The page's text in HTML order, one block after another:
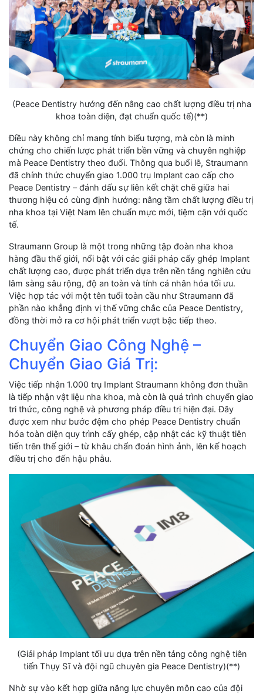
(Peace Dentistry hướng đến nâng cao chất lượng điều trị nha
khoa toàn diện, đạt chuẩn quốc tế)(**)
Điều này không chỉ mang tính biểu tượng, mà còn là minh
chứng cho chiến lược phát triển bền vững và chuyên nghiệp
mà Peace Dentistry theo đuổi. Thông qua buổi lễ, Straumann
đã chính thức chuyển giao 1.000 trụ Implant cao cấp cho
Peace Dentistry – đánh dấu sự liên kết chặt chẽ giữa hai
thương hiệu có cùng định hướng: nâng tầm chất lượng điều trị
nha khoa tại Việt Nam lên chuẩn mực mới, tiệm cận với quốc
tế.
Straumann Group là một trong những tập đoàn nha khoa
hàng đầu thế giới, nổi bật với các giải pháp cấy ghép Implant
chất lượng cao, được phát triển dựa trên nền tảng nghiên cứu
lâm sàng sâu rộng, độ an toàn và tính cá nhân hóa tối ưu.
Việc hợp tác với một tên tuổi toàn cầu như Straumann đã
phần nào khẳng định vị thế vững chắc của Peace Dentistry,
đồng thời mở ra cơ hội phát triển vượt bậc tiếp theo.
Chuyển Giao Công Nghệ –
Chuyển Giao Giá Trị:
Việc tiếp nhận 1.000 trụ Implant Straumann không đơn thuần
là tiếp nhận vật liệu nha khoa, mà còn là quá trình chuyển giao
tri thức, công nghệ và phương pháp điều trị hiện đại. Đây
được xem như bước đệm cho phép Peace Dentistry chuẩn
hóa toàn diện quy trình cấy ghép, cập nhật các kỹ thuật tiên
tiến trên thế giới – từ khâu chẩn đoán hình ảnh, lên kế hoạch
điều trị cho đến hậu phẫu.
(Giải pháp Implant tối ưu dựa trên nền tảng công nghệ tiên
tiến Thụy Sĩ và đội ngũ chuyên gia Peace Dentistry)(**)
Nhờ sự vào kết hợp giữa năng lực chuyên môn cao của đội